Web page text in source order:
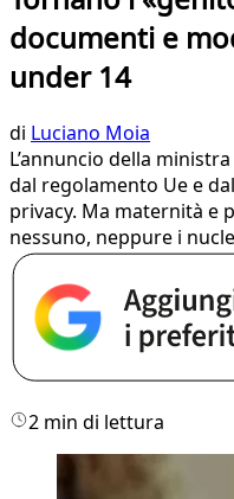
documenti e
under 14
di Luciano Moia
L’annuncio della
dal regolamento Ue e
privacy. Ma maternità e
nessuno, neppure i
2 min di lettura